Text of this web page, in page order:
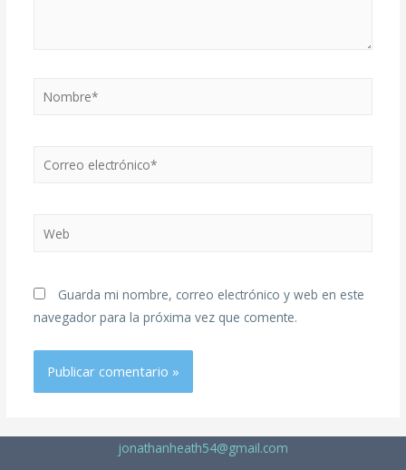
Guarda mi nombre, correo electrónico y web en este
navegador para la próxima vez que comente.
jonathanheath54@gmail.com